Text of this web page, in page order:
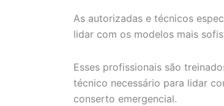
As autorizadas e técnicos
lidar com os modelos mais
Esses profissionais são
técnico necessário para lidar
conserto emergencial.